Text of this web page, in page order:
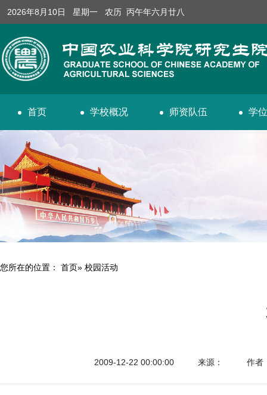
2026年8月10日 星期一 农历 丙午年六月廿八
首页 学校概况 师资队伍 学
您所在的位置： 首页» 校园活动
2009-12-22 00:00:00 来源： 作者